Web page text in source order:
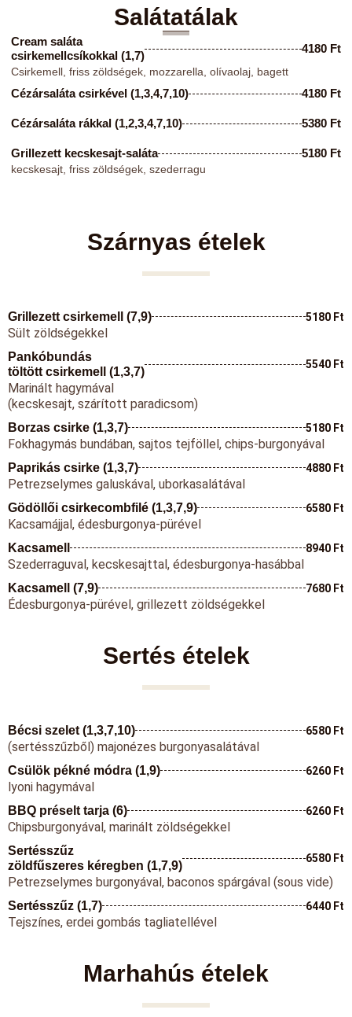
Salátatálak
Cream saláta
csirkemellcsíkokkal (1,7)
4180 Ft
Csirkemell, friss zöldségek, mozzarella, olívaolaj, bagett
Cézársaláta csirkével (1,3,4,7,10) 4180 Ft
Cézársaláta rákkal (1,2,3,4,7,10) 5380 Ft
Grillezett kecskesajt-saláta 5180 Ft
kecskesajt, friss zöldségek, szederragu
Szárnyas ételek
Grillezett csirkemell (7,9) 5180 Ft
Sült zöldségekkel
Pankóbundás
töltött csirkemell (1,3,7)
5540 Ft
Marinált hagymával
(kecskesajt, szárított paradicsom)
Borzas csirke (1,3,7) 5180 Ft
Fokhagymás bundában, sajtos tejföllel, chips-burgonyával
Paprikás csirke (1,3,7) 4880 Ft
Petrezselymes galuskával, uborkasalátával
Gödöllői csirkecombfilé (1,3,7,9) 6580 Ft
Kacsamájjal, édesburgonya-pürével
Kacsamell 8940 Ft
Szederraguval, kecskesajttal, édesburgonya-hasábbal
Kacsamell (7,9) 7680 Ft
Édesburgonya-pürével, grillezett zöldségekkel
Sertés ételek
Bécsi szelet (1,3,7,10) 6580 Ft
(sertésszűzből) majonézes burgonyasalátával
Csülök pékné módra (1,9) 6260 Ft
lyoni hagymával
BBQ préselt tarja (6) 6260 Ft
Chipsburgonyával, marinált zöldségekkel
Sertésszűz
zöldfűszeres kéregben (1,7,9)
6580 Ft
Petrezselymes burgonyával, baconos spárgával (sous vide)
Sertésszűz (1,7) 6440 Ft
Tejszínes, erdei gombás tagliatellével
Marhahús ételek